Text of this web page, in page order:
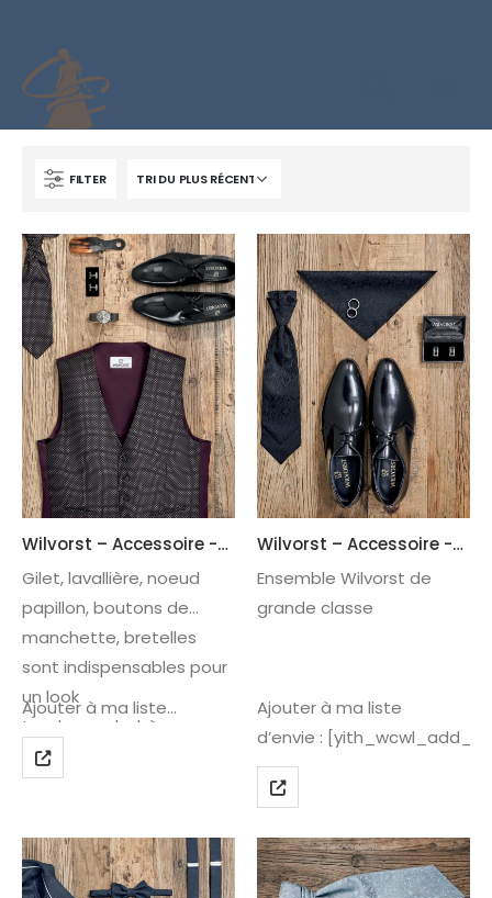
FILTER
Wilvorst – Accessoire -04
Gilet, lavallière, noeud
papillon, boutons de
manchette, bretelles
sont indispensables pour
un look
tendance »bohème »,
« chic » ou « clubber ».
Venez découvrir notre
colorée chez Champs-
Elysées Toulon
Ajouter à ma liste…
Wilvorst – Accessoire -03
Ensemble Wilvorst de
grande classe
Ajouter à ma liste
d’envie :